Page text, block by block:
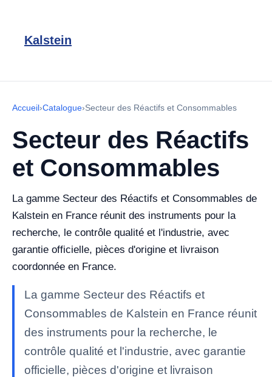
Kalstein
Accueil›Catalogue›Secteur des Réactifs et Consommables
Secteur des Réactifs
et Consommables
La gamme Secteur des Réactifs et Consommables de
Kalstein en France réunit des instruments pour la
recherche, le contrôle qualité et l'industrie, avec
garantie officielle, pièces d'origine et livraison
coordonnée en France.
La gamme Secteur des Réactifs et
Consommables de Kalstein en France réunit
des instruments pour la recherche, le
contrôle qualité et l'industrie, avec garantie
officielle, pièces d'origine et livraison